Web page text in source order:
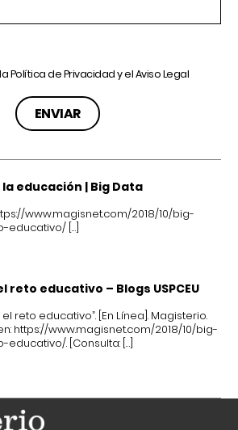
Política de Privacidady elAviso Legal
la educación | Big Data
www.magisnet.com/2018/10/big-
educativo/ […]
reto educativo – Blogs USPCEU
el reto educativo”. [En Línea]. Magisterio.
https://www.magisnet.com/2018/10/big-
educativo/. [Consulta: […]